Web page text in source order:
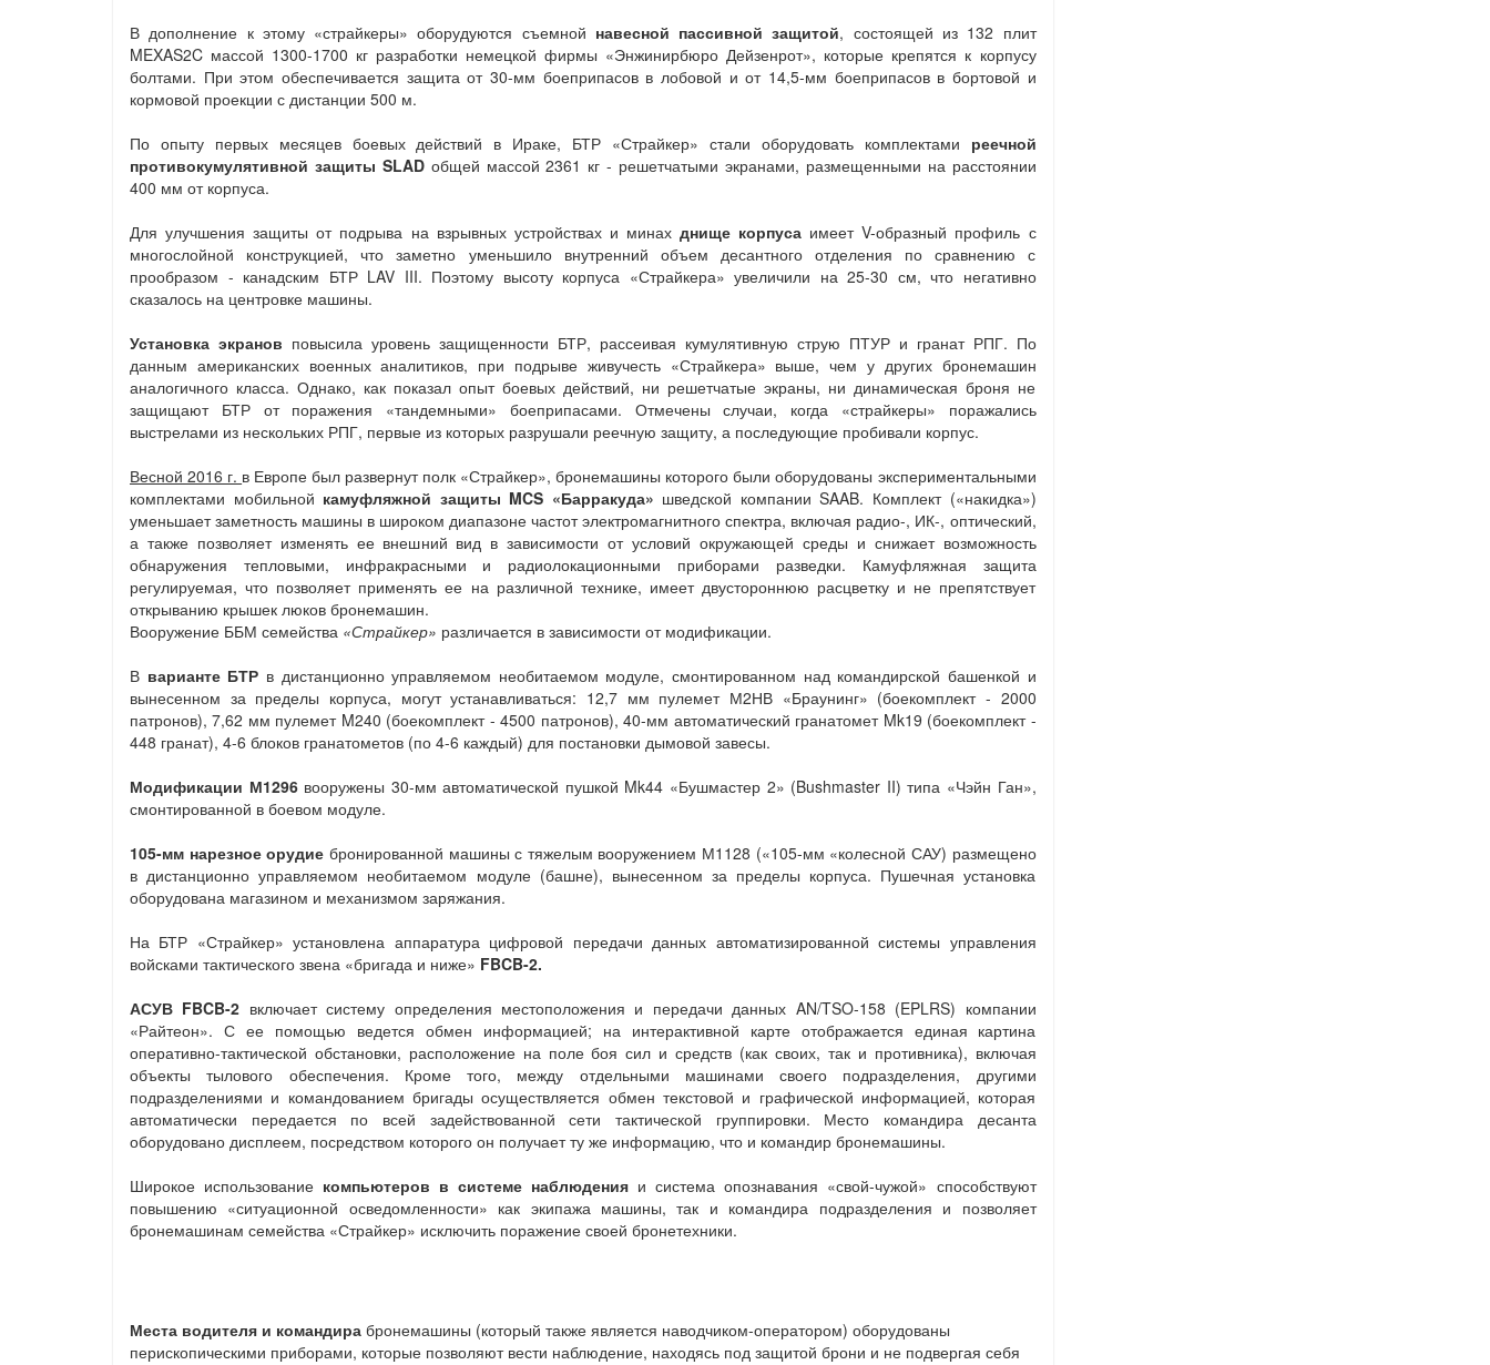
В дополнение к этому «страйкеры» оборудуются съемной навесной пассивной защитой, состоящей из 132 плит
MEXAS2C массой 1300-1700 кг разработки немецкой фирмы «Энжинирбюро Дейзенрот», которые крепятся к корпусу
болтами. При этом обеспечивается защита от 30-мм боеприпасов в лобовой и от 14,5-мм боеприпасов в бортовой и
кормовой проекции с дистанции 500 м.
По опыту первых месяцев боевых действий в Ираке, БТР «Страйкер» стали оборудовать комплектами реечной
противокумулятивной защиты SLAD общей массой 2361 кг - решетчатыми экранами, размещенными на расстоянии
400 мм от корпуса.
Для улучшения защиты от подрыва на взрывных устройствах и минах днище корпуса имеет V-образный профиль с
многослойной конструкцией, что заметно уменьшило внутренний объем десантного отделения по сравнению с
прообразом - канадским БТР LAV III. Поэтому высоту корпуса «Страйкера» увеличили на 25-30 см, что негативно
сказалось на центровке машины.
Установка экранов повысила уровень защищенности БТР, рассеивая кумулятивную струю ПТУР и гранат РПГ. По
данным американских военных аналитиков, при подрыве живучесть «Страйкера» выше, чем у других бронемашин
аналогичного класса. Однако, как показал опыт боевых действий, ни решетчатые экраны, ни динамическая броня не
защищают БТР от поражения «тандемными» боеприпасами. Отмечены случаи, когда «страйкеры» поражались
выстрелами из нескольких РПГ, первые из которых разрушали реечную защиту, а последующие пробивали корпус.
Весной 2016 г. в Европе был развернут полк «Страйкер», бронемашины которого были оборудованы экспериментальными
комплектами мобильной камуфляжной защиты MCS «Барракуда» шведской компании SAAB. Комплект («накидка»)
уменьшает заметность машины в широком диапазоне частот электромагнитного спектра, включая радио-, ИК-, оптический,
а также позволяет изменять ее внешний вид в зависимости от условий окружающей среды и снижает возможность
обнаружения тепловыми, инфракрасными и радиолокационными приборами разведки. Камуфляжная защита
регулируемая, что позволяет применять ее на различной технике, имеет двустороннюю расцветку и не препятствует
открыванию крышек люков бронемашин.
Вооружение ББМ семейства «Страйкер» различается в зависимости от модификации.
В варианте БТР в дистанционно управляемом необитаемом модуле, смонтированном над командирской башенкой и
вынесенном за пределы корпуса, могут устанавливаться: 12,7 мм пулемет М2НВ «Браунинг» (боекомплект - 2000
патронов), 7,62 мм пулемет M240 (боекомплект - 4500 патронов), 40-мм автоматический гранатомет Mk19 (боекомплект -
448 гранат), 4-6 блоков гранатометов (по 4-6 каждый) для постановки дымовой завесы.
Модификации М1296 вооружены 30-мм автоматической пушкой Mk44 «Бушмастер 2» (Bushmaster II) типа «Чэйн Ган»,
смонтированной в боевом модуле.
105-мм нарезное орудие бронированной машины с тяжелым вооружением М1128 («105-мм «колесной САУ) размещено
в дистанционно управляемом необитаемом модуле (башне), вынесенном за пределы корпуса. Пушечная установка
оборудована магазином и механизмом заряжания.
На БТР «Страйкер» установлена аппаратура цифровой передачи данных автоматизированной системы управления
войсками тактического звена «бригада и ниже» FBCB-2.
АСУВ FBCB-2 включает систему определения местоположения и передачи данных AN/TSO-158 (EPLRS) компании
«Райтеон». С ее помощью ведется обмен информацией; на интерактивной карте отображается единая картина
оперативно-тактической обстановки, расположение на поле боя сил и средств (как своих, так и противника), включая
объекты тылового обеспечения. Кроме того, между отдельными машинами своего подразделения, другими
подразделениями и командованием бригады осуществляется обмен текстовой и графической информацией, которая
автоматически передается по всей задействованной сети тактической группировки. Место командира десанта
оборудовано дисплеем, посредством которого он получает ту же информацию, что и командир бронемашины.
Широкое использование компьютеров в системе наблюдения и система опознавания «свой-чужой» способствуют
повышению «ситуационной осведомленности» как экипажа машины, так и командира подразделения и позволяет
бронемашинам семейства «Страйкер» исключить поражение своей бронетехники.
Места водителя и командира бронемашины (который также является наводчиком-оператором) оборудованы
перископическими приборами, которые позволяют вести наблюдение, находясь под защитой брони и не подвергая себя